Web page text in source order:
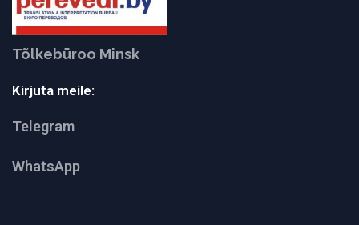
Tõlkebüroo Minsk
Kirjuta meile:
Telegram
WhatsApp